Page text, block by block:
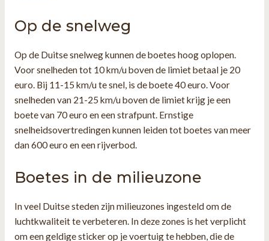
Op de snelweg
Op de Duitse snelweg kunnen de boetes hoog oplopen.
Voor snelheden tot 10 km/u boven de limiet betaal je 20
euro. Bij 11-15 km/u te snel, is de boete 40 euro. Voor
snelheden van 21-25 km/u boven de limiet krijg je een
boete van 70 euro en een strafpunt. Ernstige
snelheidsovertredingen kunnen leiden tot boetes van meer
dan 600 euro en een rijverbod.
Boetes in de milieuzone
In veel Duitse steden zijn milieuzones ingesteld om de
luchtkwaliteit te verbeteren. In deze zones is het verplicht
om een geldige sticker op je voertuig te hebben, die de